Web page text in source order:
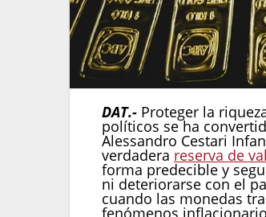
DAT.- Proteger la
políticos se ha
Alessandro Cestari
verdadera reserva de
forma predecible y
ni deteriorarse con el
cuando las monedas